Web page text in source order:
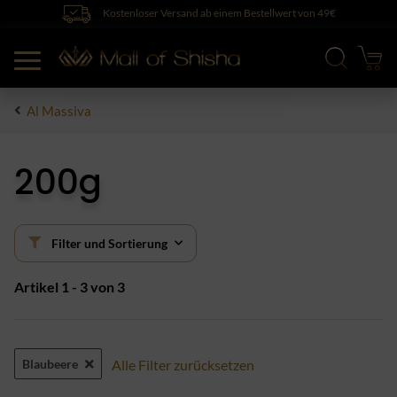
Kostenloser Versand ab einem Bestellwert von 49€
Al Massiva
200g
Filter und Sortierung
Artikel 1 - 3 von 3
Blaubeere Alle Filter zurücksetzen